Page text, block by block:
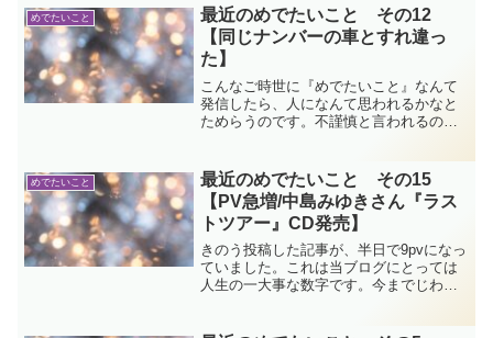
した！
めでたいこと
最近のめでたいこと その12
【同じナンバーの車とすれ違っ
た】
こんなご時世に『めでたいこと』なんて
発信したら、人になんて思われるかなと
ためらうのです。不謹慎と言われるので
とを選びます。他愛ない話三選です。
めでたいこと
最近のめでたいこと その15
【PV急増/中島みゆきさん『ラス
トツアー』CD発売】
きのう投稿した記事が、半日で9pvになっ
ていました。これは当ブログにとっては
人生の一大事な数字です。今までじわじ